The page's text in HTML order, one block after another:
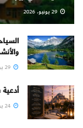
أدعية